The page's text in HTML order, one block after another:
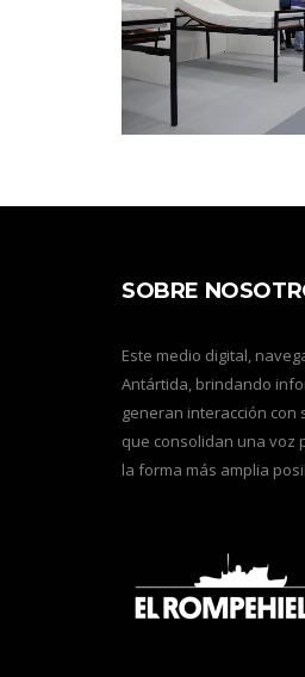
SOBRE
Este medio digital,
Antártida, brindando
generan interacción con
que consolidan una voz
la forma más amplia